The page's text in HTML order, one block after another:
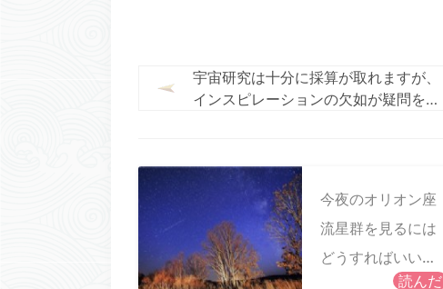
宇宙研究は十分に採算が取れますが、
インスピレーションの欠如が疑問を投
今夜のオリオン座
流星群を見るには
どうすればいいで
読んだ